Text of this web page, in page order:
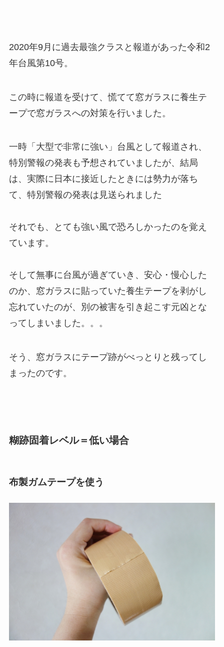
2020年9月に過去最強クラスと報道があった令和2
年台風第10号。
この時に報道を受けて、慌てて窓ガラスに養生テ
ープで窓ガラスへの対策を行いました。
一時「大型で非常に強い」台風として報道され、
特別警報の発表も予想されていましたが、結局
は、実際に日本に接近したときには勢力が落ち
て、特別警報の発表は見送られました
それでも、とても強い風で恐ろしかったのを覚え
ています。
そして無事に台風が過ぎていき、安心・慢心した
のか、窓ガラスに貼っていた養生テープを剥がし
忘れていたのが、別の被害を引き起こす元凶とな
ってしまいました。。。
そう、窓ガラスにテープ跡がべっとりと残ってし
まったのです。
糊跡固着レベル＝低い場合
布製ガムテープを使う